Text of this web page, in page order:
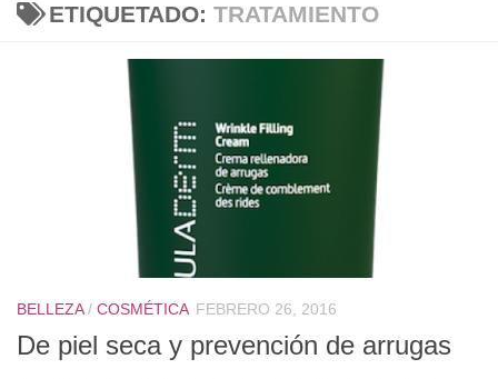
ETIQUETADO: TRATAMIENTO
BELLEZA/ COSMÉTICA FEBRERO 26, 2016
De piel seca y prevención de arrugas